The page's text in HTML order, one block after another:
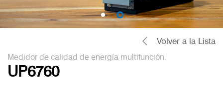
Volver a la Lista
Medidor de calidad de energía multifunción.
UP6760